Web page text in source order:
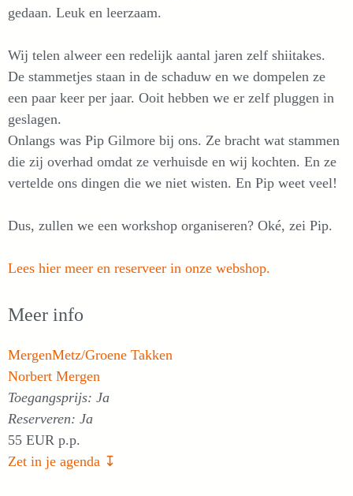
gedaan. Leuk en leerzaam.
Wij telen alweer een redelijk aantal jaren zelf shiitakes.
De stammetjes staan in de schaduw en we dompelen ze
een paar keer per jaar. Ooit hebben we er zelf pluggen in
geslagen.
Onlangs was Pip Gilmore bij ons. Ze bracht wat stammen
die zij overhad omdat ze verhuisde en wij kochten. En ze
vertelde ons dingen die we niet wisten. En Pip weet veel!
Dus, zullen we een workshop organiseren? Oké, zei Pip.
Lees hier meer en reserveer in onze webshop.
Meer info
MergenMetz/Groene Takken
Norbert Mergen
Toegangsprijs: Ja
Reserveren: Ja
55 EUR p.p.
Zet in je agenda ↧